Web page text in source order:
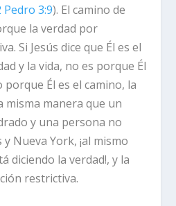
Pedro 3:9). El camino de
la verdad por
Si Jesús dice que Él es el
y la vida, no es porque Él
porque Él es el camino, la
misma manera que un
y una persona no
Nueva York, ¡al mismo
diciendo la verdad!, y la
restrictiva.